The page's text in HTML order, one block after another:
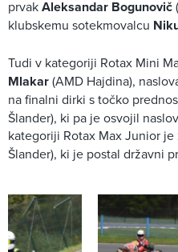
prvakAleksandar Bogunovič
klubskemu sotekmovalcu
Tudi v kategoriji Rotax Mini
Mlakar(AMD Hajdina),
na finalni dirki s točko
Šlander), ki pa je osvojil
kategoriji Rotax Max Junior je
Šlander), ki je postal državni